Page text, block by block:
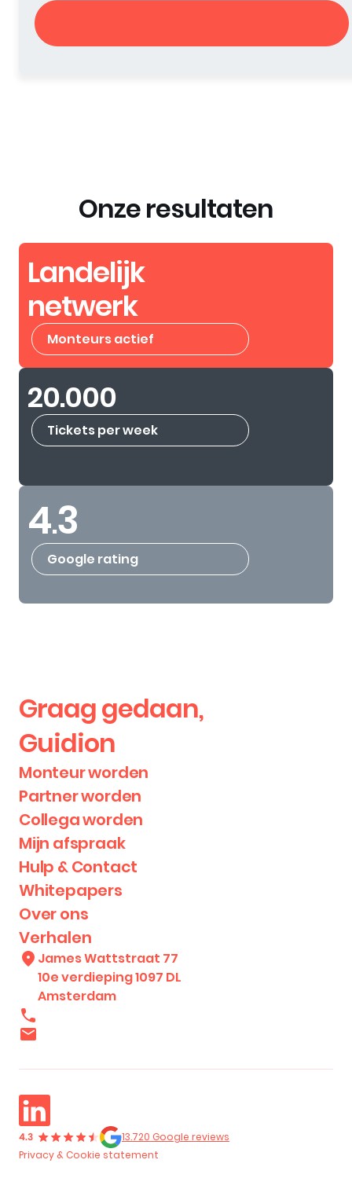
Onze resultaten
Landelijk
netwerk
Monteurs actief
20.000
Tickets per week
4.3
Google rating
Graag gedaan,
Guidion
Monteur worden
Partner worden
Collega worden
Mijn afspraak
Hulp & Contact
Whitepapers
Over ons
Verhalen
James Wattstraat 77
10e verdieping 1097 DL
Amsterdam
13.720 Google reviews
Privacy & Cookie statement